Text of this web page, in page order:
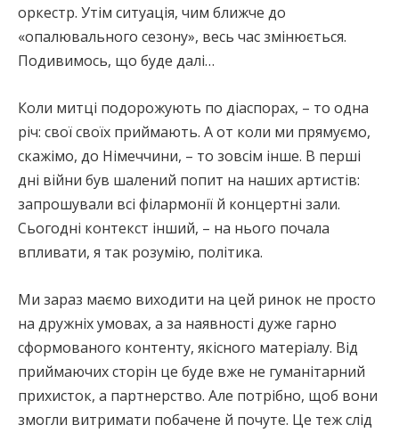
оркестр. Утім ситуація, чим ближче до
«опалювального сезону», весь час змінюється.
Подивимось, що буде далі…
Коли митці подорожують по діаспорах, – то одна
річ: свої своїх приймають. А от коли ми прямуємо,
скажімо, до Німеччини, – то зовсім інше. В перші
дні війни був шалений попит на наших артистів:
запрошували всі філармонії й концертні зали.
Сьогодні контекст інший, – на нього почала
впливати, я так розумію, політика.
Ми зараз маємо виходити на цей ринок не просто
на дружніх умовах, а за наявності дуже гарно
сформованого контенту, якісного матеріалу. Від
приймаючих сторін це буде вже не гуманітарний
прихисток, а партнерство. Але потрібно, щоб вони
змогли витримати побачене й почуте. Це теж слід